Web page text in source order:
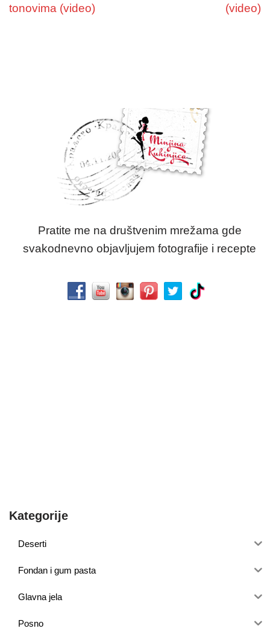
tonovima (video) (video)
Pratite me na društvenim mrežama gde
svakodnevno objavljujem fotografije i recepte
Kategorije
Deserti
Fondan i gum pasta
Glavna jela
Posno